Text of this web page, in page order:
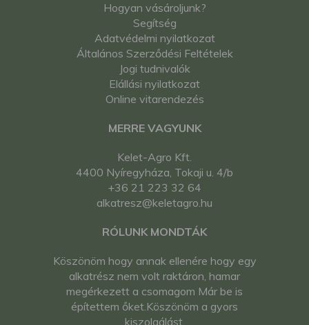
Hogyan vásároljunk?
Segítség
Adatvédelmi nyilatkozat
Általános Szerződési Feltételek
Jogi tudnivalók
Elállási nyilatkozat
Online vitarendezés
MERRE VAGYUNK
Kelet-Agro Kft.
4400 Nyíregyháza, Tokaji u. 4/b
+36 21 223 32 64
alkatresz@keletagro.hu
RÓLUNK MONDTÁK
Köszönöm hogy annak ellenére hogy egy
alkatrész nem volt raktáron, hamar
megérkezett a csomagom Már be is
építettem őket.Köszönöm a gyors
kiszolgálást.